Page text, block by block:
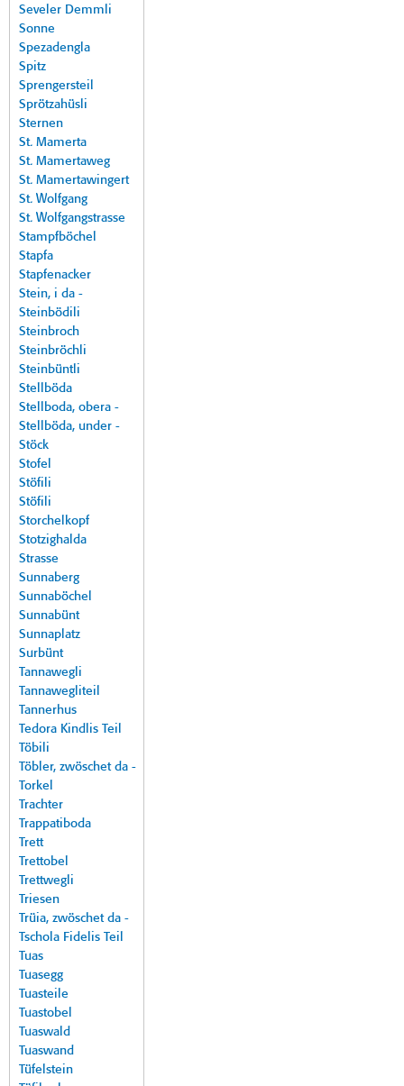
Seveler Demmli
Sonne
Spezadengla
Spitz
Sprengersteil
Sprötzahüsli
Sternen
St. Mamerta
St. Mamertaweg
St. Mamertawingert
St. Wolfgang
St. Wolfgangstrasse
Stampfböchel
Stapfa
Stapfenacker
Stein, i da -
Steinbödili
Steinbroch
Steinbröchli
Steinbüntli
Stellböda
Stellboda, obera -
Stellböda, under -
Stöck
Stofel
Stöfili
Stöfili
Storchelkopf
Stotzighalda
Strasse
Sunnaberg
Sunnaböchel
Sunnabünt
Sunnaplatz
Surbünt
Tannawegli
Tannawegliteil
Tannerhus
Tedora Kindlis Teil
Töbili
Töbler, zwöschet da -
Torkel
Trachter
Trappatiboda
Trett
Trettobel
Trettwegli
Triesen
Trüia, zwöschet da -
Tschola Fidelis Teil
Tuas
Tuasegg
Tuasteile
Tuastobel
Tuaswald
Tuaswand
Tüfelstein